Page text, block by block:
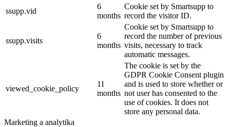
ssupp.vid
6
months
Cookie set by Smartsupp to
record the visitor ID.
ssupp.visits
6
months
Cookie set by Smartsupp to
record the number of previous
visits, necessary to track
automatic messages.
viewed_cookie_policy
11
months
The cookie is set by the
GDPR Cookie Consent plugin
and is used to store whether or
not user has consented to the
use of cookies. It does not
store any personal data.
Marketing a analytika